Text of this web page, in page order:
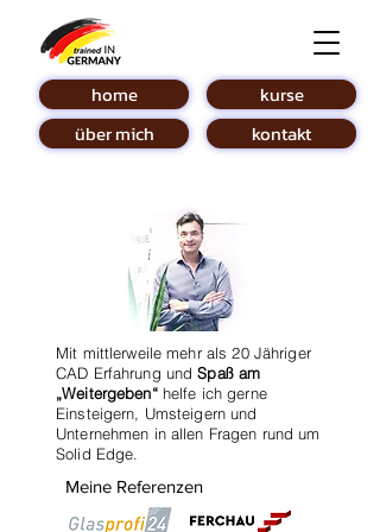
home
über mich
kurse
kontakt
Mit mittlerweile mehr als 20 Jähriger
CAD Erfahrung undSpaß am
„Weitergeben“helfe ich gerne
Einsteigern, Umsteigern und
Unternehmen in allen Fragen rund um
Solid Edge.
Meine Referenzen